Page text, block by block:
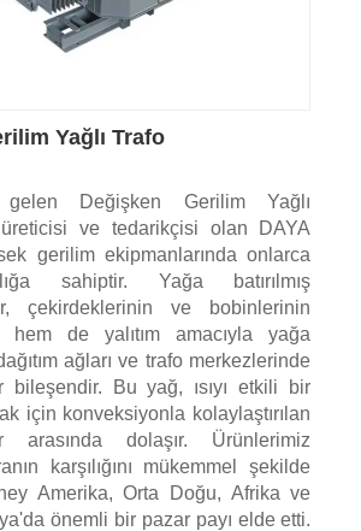
Yağlı Trafo
Değişken Gerilim Yağlı
üreticisi ve tedarikçisi olan DAYA
gerilim ekipmanlarında onlarca
sahiptir. Yağa batırılmış
çekirdeklerinin ve bobinlerinin
hem de yalıtım amacıyla yağa
dağıtım ağları ve trafo merkezlerinde
Bu yağ, ısıyı etkili bir
için konveksiyonla kolaylaştırılan
arasında dolaşır. Ürünlerimiz
karşılığını mükemmel şekilde
Amerika, Orta Doğu, Afrika ve
önemli bir pazar payı elde etti.